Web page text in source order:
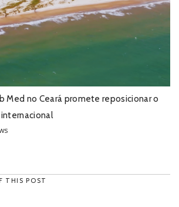
Med no Ceará promete reposicionar o
THIS POST